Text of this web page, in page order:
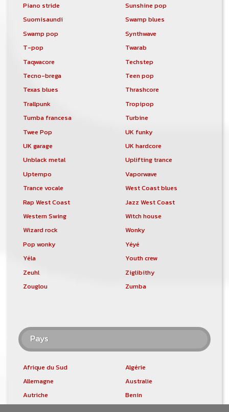
Piano stride
Sunshine pop
Suomisaundi
Swamp blues
Swamp pop
Synthwave
T-pop
Twarab
Taqwacore
Techstep
Tecno-brega
Teen pop
Texas blues
Thrashcore
Trallpunk
Tropipop
Tumba francesa
Turbine
Twee Pop
UK funky
UK garage
UK hardcore
Unblack metal
Uplifting trance
Uptempo
Vaporwave
Trance vocale
West Coast blues
Rap West Coast
Jazz West Coast
Western Swing
Witch house
Wizard rock
Wonky
Pop wonky
Yéyé
Yéla
Youth crew
Zeuhl
Ziglibithy
Zouglou
Zumba
Pays
Afrique du Sud
Algérie
Allemagne
Australie
Autriche
Benin